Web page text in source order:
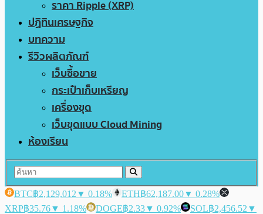
ราคา Ripple (XRP)
ปฏิทินเศรษฐกิจ
บทความ
รีวิวผลิตภัณฑ์
เว็บซื้อขาย
กระเป๋าเก็บเหรียญ
เครื่องขุด
เว็บขุดแบบ Cloud Mining
ห้องเรียน
BTC฿2,129,012 ▼ 0.18% ETH฿62,187.00▼ 0.28%
XRP฿35.76▼ 1.18% DOGE฿2.33▼ 0.92% SOL฿2,456.52 ▼